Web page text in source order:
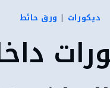
ديكورات | ورق حائط